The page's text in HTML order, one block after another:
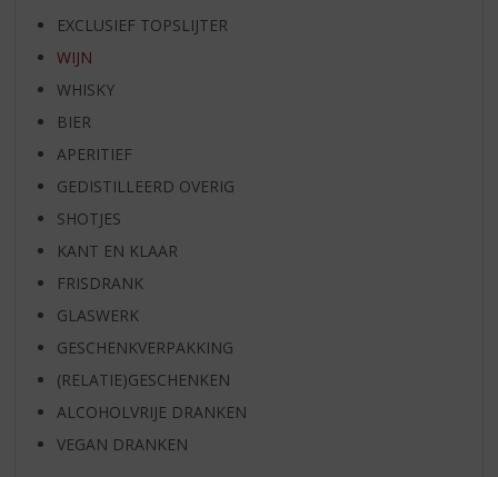
EXCLUSIEF TOPSLIJTER
WIJN
WHISKY
BIER
APERITIEF
GEDISTILLEERD OVERIG
SHOTJES
KANT EN KLAAR
FRISDRANK
GLASWERK
GESCHENKVERPAKKING
(RELATIE)GESCHENKEN
ALCOHOLVRIJE DRANKEN
VEGAN DRANKEN